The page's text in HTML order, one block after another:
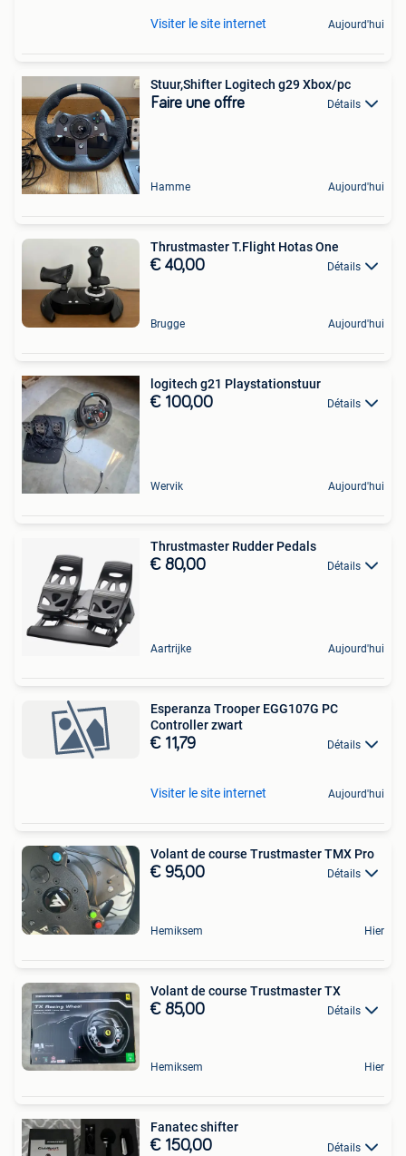
Visiter le site internet Aujourd'hui
Stuur,Shifter Logitech g29 Xbox/pc
Faire une offre Détails
Hamme Aujourd'hui
Thrustmaster T.Flight Hotas One
€ 40,00 Détails
Brugge Aujourd'hui
logitech g21 Playstationstuur
€ 100,00 Détails
Wervik Aujourd'hui
Thrustmaster Rudder Pedals
€ 80,00 Détails
Aartrijke Aujourd'hui
Esperanza Trooper EGG107G PC
Controller zwart
€ 11,79 Détails
Visiter le site internet Aujourd'hui
Volant de course Trustmaster TMX Pro
€ 95,00 Détails
Hemiksem Hier
Volant de course Trustmaster TX
€ 85,00 Détails
Hemiksem Hier
Fanatec shifter
€ 150,00 Détails